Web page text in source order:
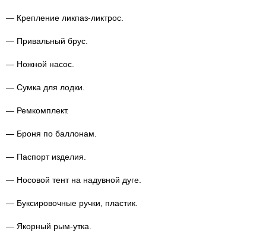
— Крепление ликпаз-ликтрос
— Привальный брус.
— Ножной насос.
— Сумка для лодки.
— Ремкомплект.
— Броня по баллонам.
— Паспорт изделия.
— Носовой тент на надувной дуге.
— Буксировочные ручки, пластик.
— Якорный рым-утка